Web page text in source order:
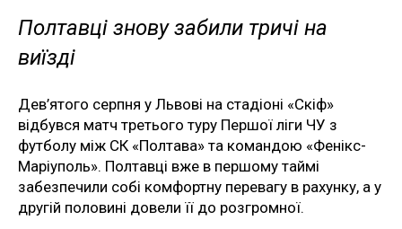
Полтавці знову забили тричі на
виїзді
Дев’ятого серпня у Львові на стадіоні «Скіф»
відбувся матч третього туру Першої ліги ЧУ з
футболу між СК «Полтава» та командою «Фенікс-
Маріуполь». Полтавці вже в першому таймі
забезпечили собі комфортну перевагу в рахунку, а у
другій половині довели її до розгромної.